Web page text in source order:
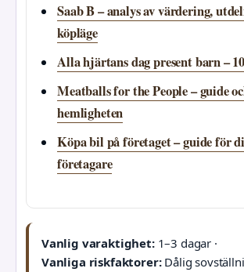
Saab B – analys av värdering,
köpläge
Alla hjärtans dag present barn –
Meatballs for the People – guide
hemligheten
Köpa bil på företaget – guide för
företagare
Vanlig varaktighet:1–3 dagar ·
Vanliga riskfaktorer:Dålig